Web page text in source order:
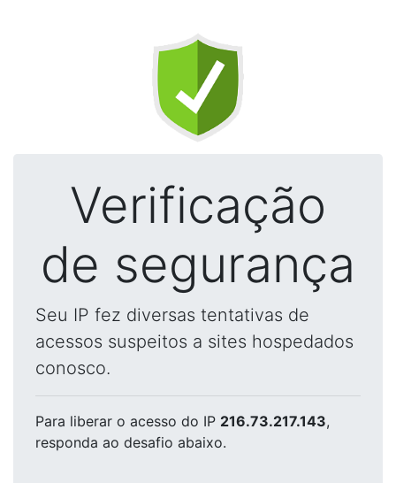
Verificação
de segurança
Seu IP fez diversas tentativas de
acessos suspeitos a sites hospedados
conosco.
Para liberar o acesso do IP 216.73.217.143,
responda ao desafio abaixo.